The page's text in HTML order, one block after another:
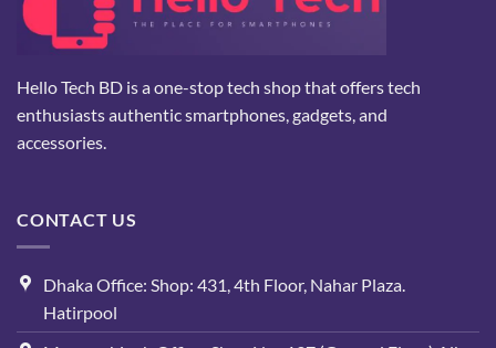
Hello Tech BD is a one-stop tech shop that offers tech
enthusiasts authentic smartphones, gadgets, and
accessories.
CONTACT US
Dhaka Office: Shop: 431, 4th Floor, Nahar Plaza.
Hatirpool